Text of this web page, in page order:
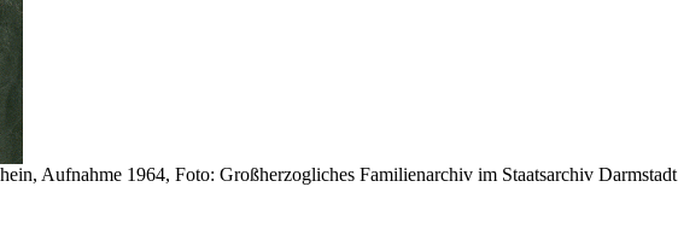
Aufnahme 1964, Foto: Großherzogliches Familienarchiv im Staatsarchiv Darmstadt